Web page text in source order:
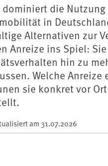
die
in
Alternativen zur
Anreize ins Spiel:
hin zu
Welche
sie konkret vor
am 31.07.2026